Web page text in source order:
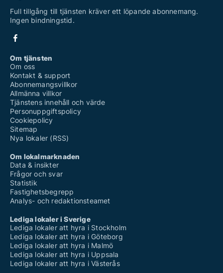
Full tillgång till tjänsten kräver ett löpande abonnemang.
Ingen bindningstid.
Om tjänsten
Om oss
Kontakt & support
Abonnemangsvillkor
Allmänna villkor
Tjänstens innehåll och värde
Personuppgiftspolicy
Cookiepolicy
Sitemap
Nya lokaler (RSS)
Om lokalmarknaden
Data & insikter
Frågor och svar
Statistik
Fastighetsbegrepp
Analys- och redaktionsteamet
Lediga lokaler i Sverige
Lediga lokaler att hyra i Stockholm
Lediga lokaler att hyra i Göteborg
Lediga lokaler att hyra i Malmö
Lediga lokaler att hyra i Uppsala
Lediga lokaler att hyra i Västerås